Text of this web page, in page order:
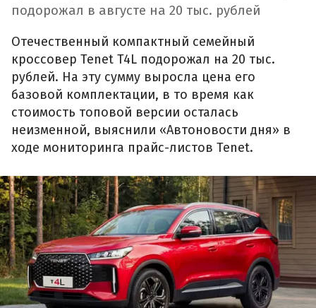
подорожал в августе на 20 тыс. рублей
Отечественный компактный семейный
кроссовер Tenet T4L подорожал на 20 тыс.
рублей. На эту сумму выросла цена его
базовой комплектации, в то время как
стоимость топовой версии осталась
неизменной, выяснили «Автоновости дня» в
ходе мониторинга прайс-листов Tenet.